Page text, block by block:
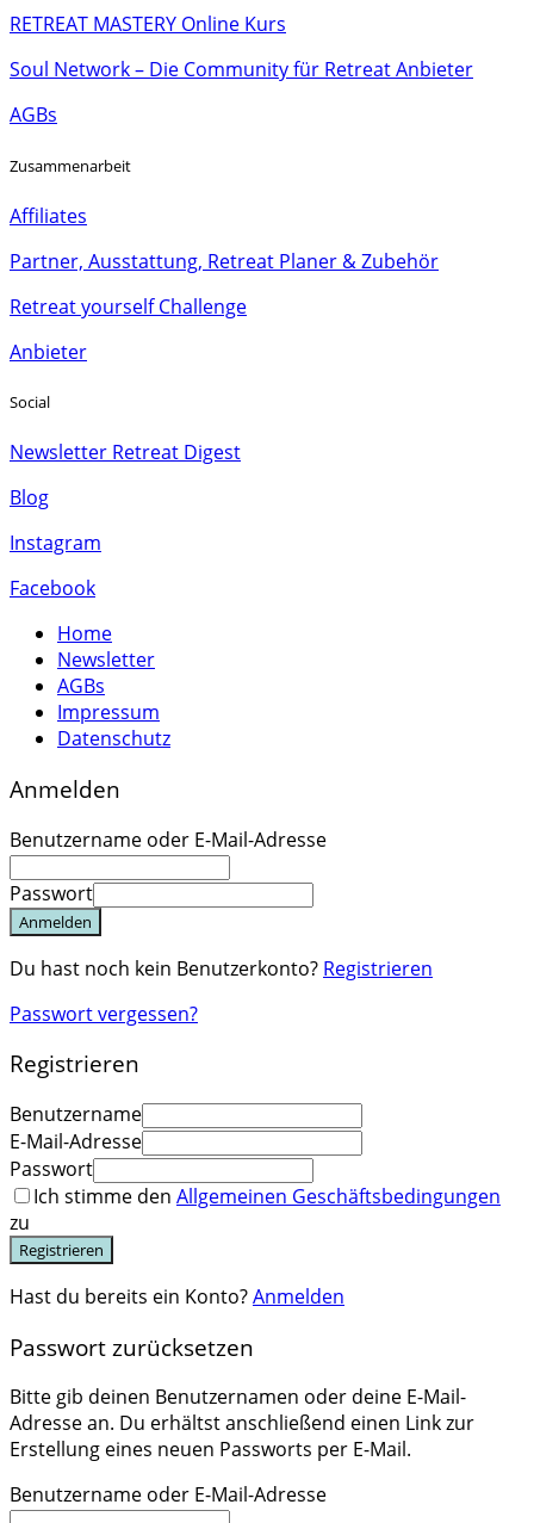
RETREAT MASTERY Online Kurs
Soul Network – Die Community für Retreat Anbieter
AGBs
Zusammenarbeit
Affiliates
Partner, Ausstattung, Retreat Planer & Zubehör
Retreat yourself Challenge
Anbieter
Social
Newsletter Retreat Digest
Blog
Instagram
Facebook
Home
Newsletter
AGBs
Impressum
Datenschutz
Anmelden
Benutzername oder E-Mail-Adresse
Passwort
Anmelden
Du hast noch kein Benutzerkonto? Registrieren
Passwort vergessen?
Registrieren
Benutzername
E-Mail-Adresse
Passwort
Ich stimme den Allgemeinen Geschäftsbedingungen
zu
Registrieren
Hast du bereits ein Konto?Anmelden
Passwort zurücksetzen
Bitte gib deinen Benutzernamen oder deine E-Mail-
Adresse an. Du erhältst anschließend einen Link zur
Erstellung eines neuen Passworts per E-Mail.
Benutzername oder E-Mail-Adresse